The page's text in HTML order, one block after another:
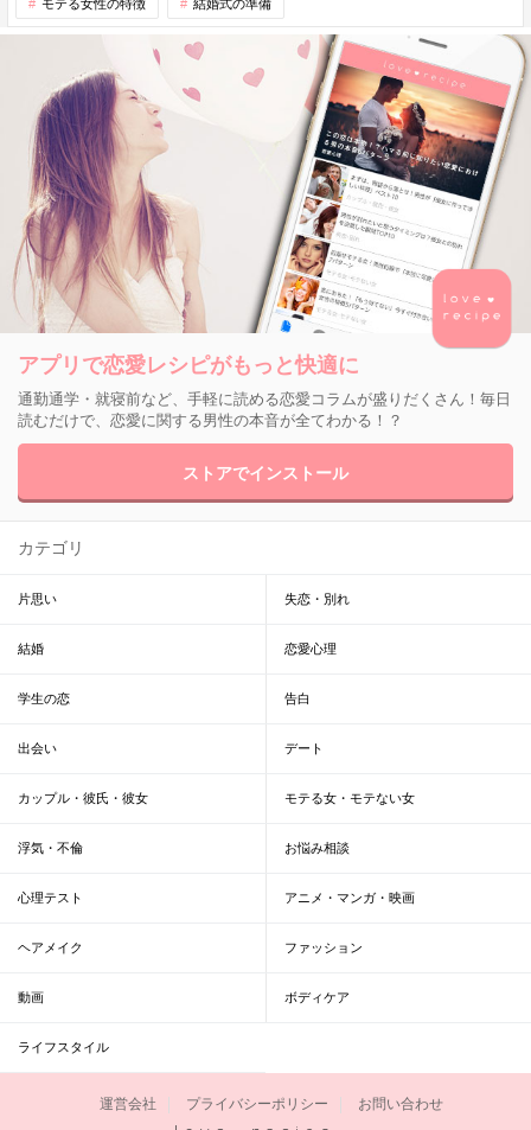
モテる女性の特徴 結婚式の準備
アプリで恋愛レシピがもっと快適に
通勤通学・就寝前など、手軽に読める恋愛コラムが盛りだくさん！毎日
読むだけで、恋愛に関する男性の本音が全てわかる！？
ストアでインストール
カテゴリ
片思い 失恋・別れ
結婚 恋愛心理
学生の恋 告白
出会い デート
カップル・彼氏・彼女 モテる女・モテない女
浮気・不倫 お悩み相談
心理テスト アニメ・マンガ・映画
ヘアメイク ファッション
動画 ボディケア
ライフスタイル
運営会社 プライバシーポリシー お問い合わせ